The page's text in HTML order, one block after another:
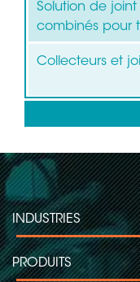
Solution de
combinés pour
Collecteurs et
INDUSTRIES
PRODUITS